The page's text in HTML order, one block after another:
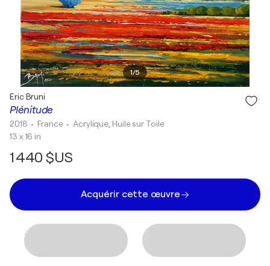
1/5
Plénitude
Eric Bruni
2018 • France •Acrylique, Huile sur Toile
13 x 16 in
1 440 $US
Acquérir cette œuvre